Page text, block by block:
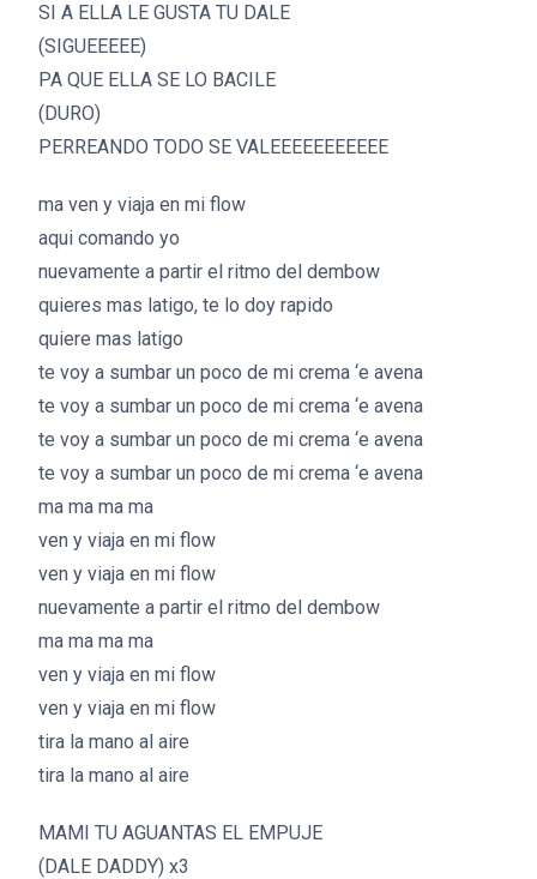
SI A ELLA LE GUSTA TU DALE
(SIGUEEEEE)
PA QUE ELLA SE LO BACILE
(DURO)
PERREANDO TODO SE VALEEEEEEEEEEE
ma ven y viaja en mi flow
aqui comando yo
nuevamente a partir el ritmo del dembow
quieres mas latigo, te lo doy rapido
quiere mas latigo
te voy a sumbar un poco de mi crema ‘e avena
te voy a sumbar un poco de mi crema ‘e avena
te voy a sumbar un poco de mi crema ‘e avena
te voy a sumbar un poco de mi crema ‘e avena
ma ma ma ma
ven y viaja en mi flow
ven y viaja en mi flow
nuevamente a partir el ritmo del dembow
ma ma ma ma
ven y viaja en mi flow
ven y viaja en mi flow
tira la mano al aire
tira la mano al aire
MAMI TU AGUANTAS EL EMPUJE
(DALE DADDY) x3